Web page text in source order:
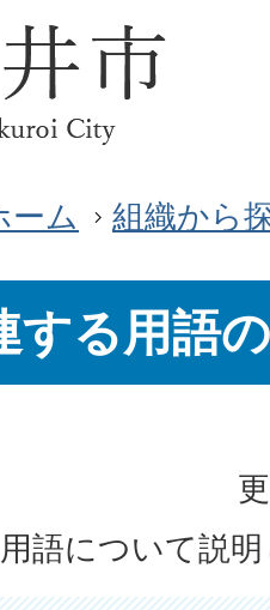
ーム 組織から
する用語
語について説